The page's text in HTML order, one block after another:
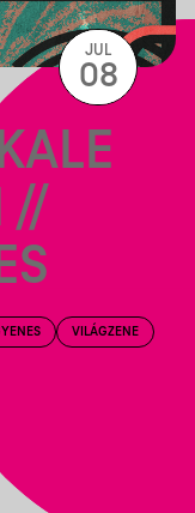
//
VILÁGZENE
JUL
08